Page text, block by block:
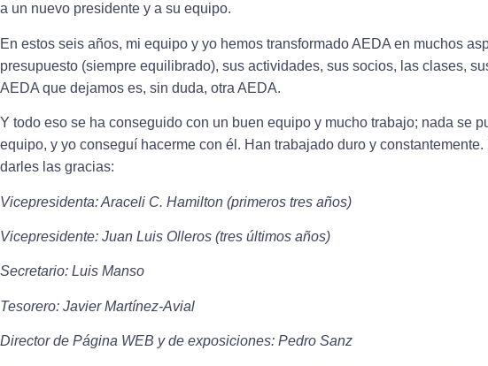
a un nuevo presidente y a su equipo.
En estos seis años, mi equipo y yo hemos transformado AEDA en muchos
presupuesto (siempre equilibrado), sus actividades, sus socios, las clases,
AEDA que dejamos es, sin duda, otra AEDA.
Y todo eso se ha conseguido con un buen equipo y mucho trabajo; nada se
equipo, y yo conseguí hacerme con él. Han trabajado duro y
darles las gracias:
Vicepresidenta: Araceli C. Hamilton (primeros tres años)
Vicepresidente: Juan Luis Olleros (tres últimos años)
Secretario: Luis Manso
Tesorero: Javier Martínez-Avial
Director de Página WEB y de exposiciones: Pedro Sanz